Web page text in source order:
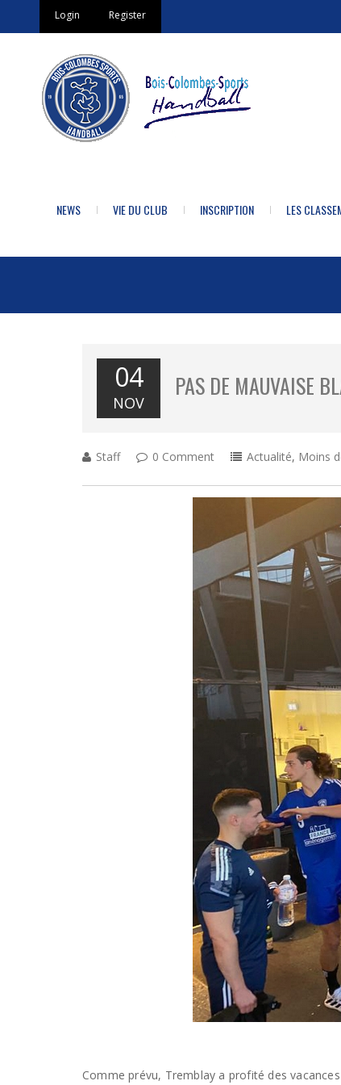
Login Register
NEWS VIE DU CLUB INSCRIPTION LES
04
NOV
PAS DE MAUVAISE
Staff 0 Comment Actualité, Moins
Comme prévu, Tremblay a profité des